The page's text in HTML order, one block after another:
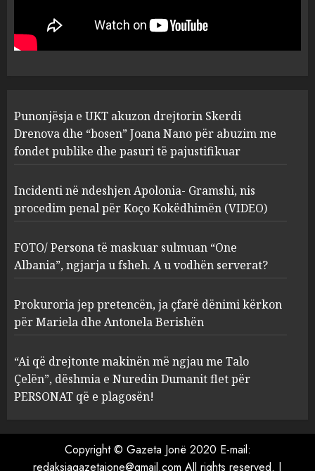
1
“bosen” Joana Nano për
abuzim me fondet publike dhe
pasuri të pajustifikuar
2
Apolonia- Gramshi, nis
procedim penal për Koço
Kokëdhimën (VIDEO)
MARCH 27, 2025
3
FOTO/ Persona të maskuar
sulmuan “One Albania”,
ngjarja u fsheh. A u vodhën
serverat?
MARCH 25, 2025
4
Prokuroria jep pretencën, ja
çfarë dënimi kërkon për
Berishën
MARCH 25, 2025
ngjau me Talo Çelën”,
dëshmia e Nuredin Dumanit
Punonjësja e UKT akuzon drejtorin Skerdi
Drenova dhe “bosen” Joana Nano për abuzim me
fondet publike dhe pasuri të pajustifikuar
Incidenti në ndeshjen Apolonia- Gramshi, nis
procedim penal për Koço Kokëdhimën (VIDEO)
FOTO/ Persona të maskuar sulmuan “One
Albania”, ngjarja u fsheh. A u vodhën serverat?
Prokuroria jep pretencën, ja çfarë dënimi kërkon
për Mariela dhe Antonela Berishën
“Ai që drejtonte makinën më ngjau me Talo
Çelën”, dëshmia e Nuredin Dumanit flet për
PERSONAT që e plagosën!
Copyright © Gazeta Jonë 2020 E-mail:
redaksiagazetajone@gmail.com All rights reserved. |